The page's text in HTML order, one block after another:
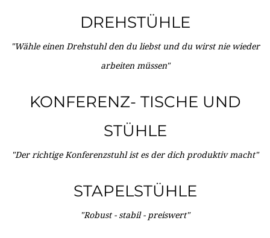
DREHSTÜHLE
"Wähle einen Drehstuhl den du liebst und du wirst nie wieder
arbeiten müssen"
KONFERENZ- TISCHE UND
STÜHLE
"Der richtige Konferenzstuhl ist es der dich produktiv macht"
STAPELSTÜHLE
"Robust - stabil - preiswert"